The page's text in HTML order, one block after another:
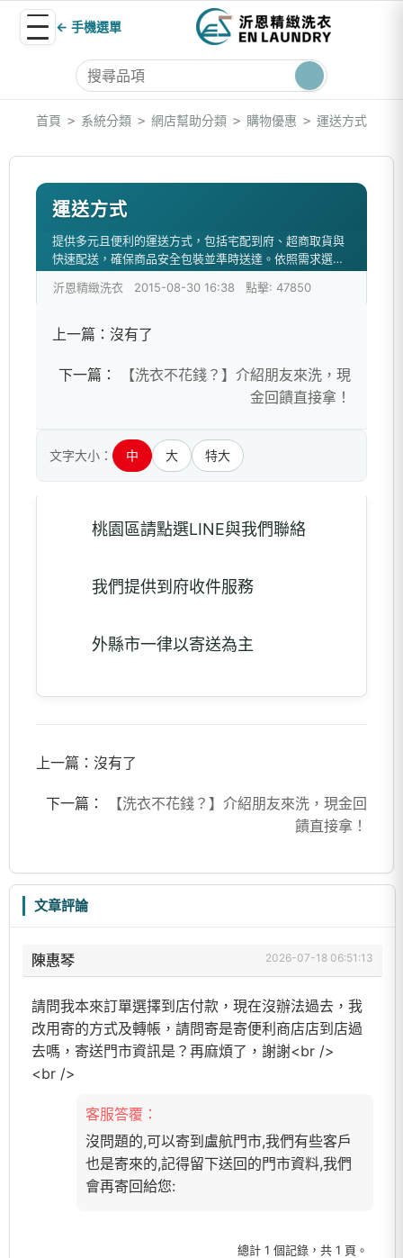
← 手機選單
首頁 > 系統分類 > 網店幫助分類 > 購物優惠 > 運送方式
運送方式
提供多元且便利的運送方式，包括宅配到府、超商取貨與
快速配送，確保商品安全包裝並準時送達。依照需求選擇
沂恩精緻洗衣 2015-08-30 16:38 點擊: 47850
上一篇： 沒有了
下一篇：
【洗衣不花錢？】介紹朋友來洗，現
金回饋直接拿！
文字大小： 中 大 特大
桃園區請點選LINE與我們聯絡
我們提供到府收件服務
外縣市一律以寄送為主
上一篇： 沒有了
下一篇：
【洗衣不花錢？】介紹朋友來洗，現金回
饋直接拿！
文章評論
陳惠琴 2026-07-18 06:51:13
請問我本來訂單選擇到店付款，現在沒辦法過去，我
改用寄的方式及轉帳，請問寄是寄便利商店店到店過
去嗎，寄送門市資訊是？再麻煩了，謝謝<br />
<br />
客服答覆：
沒問題的,可以寄到盧航門市,我們有些客戶
也是寄來的,記得留下送回的門市資料,我們
會再寄回給您:
總計 1 個記錄，共 1 頁。